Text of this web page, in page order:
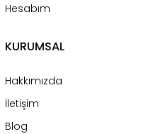
Hesabım
KURUMSAL
Hakkımızda
İletişim
Blog